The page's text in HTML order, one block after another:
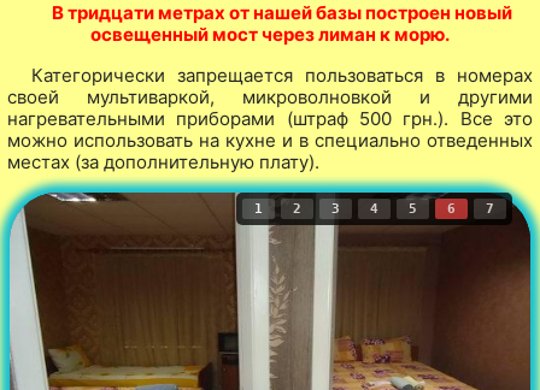
В тридцати метрах от нашей базы построен новый
освещенный мост через лиман к морю.
Категорически запрещается пользоваться в номерах
своей мультиваркой, микроволновкой и другими
нагревательными приборами (штраф 500 грн.). Все это
можно использовать на кухне и в специально отведенных
местах (за дополнительную плату).
1 2 3 4 5 6 7